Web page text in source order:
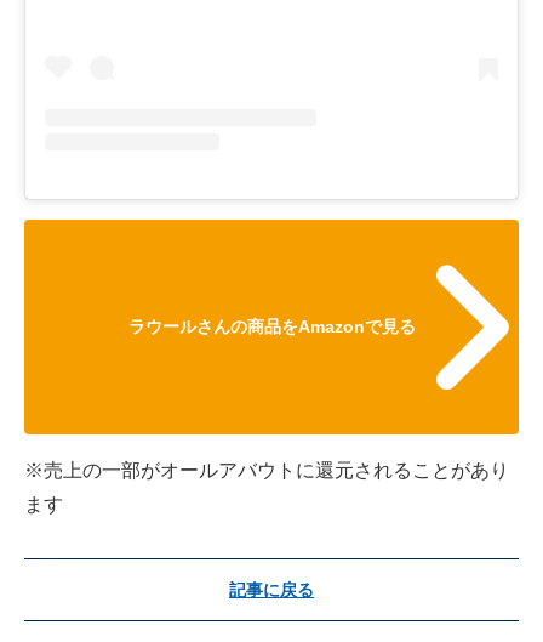
ラウールさんの商品をAmazonで見る
※売上の一部がオールアバウトに還元されることがあり
ます
記事に戻る